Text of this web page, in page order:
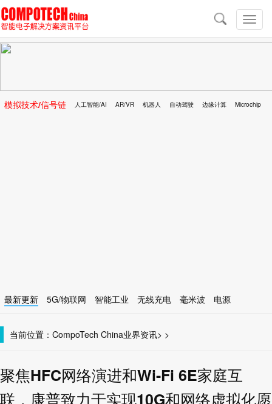
切
换
导
导
航
模拟技术/信号链 人工智能/AI AR/VR 机器人 自动驾驶 边缘计算 Microchip
最新更新 5G/物联网 智能工业 无线充电 毫米波
电源
当前位置： CompoTech China >
业界资讯 >
聚焦HFC网络演进和Wi-Fi 6E家庭互
联，康普致力于实现10G和网络虚拟化愿